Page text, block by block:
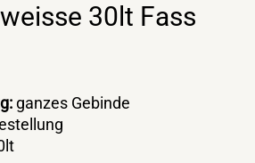
30lt Fass
ganzes Gebinde